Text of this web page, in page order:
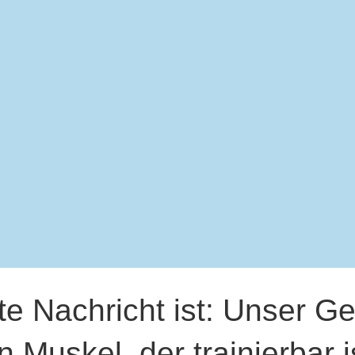
Nachricht ist: Unser